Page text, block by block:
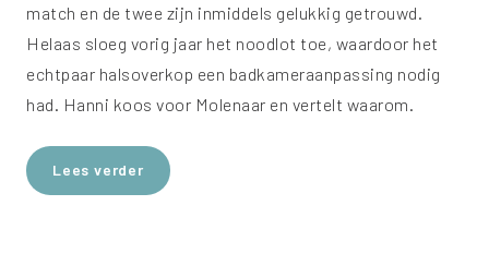
match en de twee zijn inmiddels gelukkig getrouwd.
Helaas sloeg vorig jaar het noodlot toe, waardoor het
echtpaar halsoverkop een badkameraanpassing nodig
had. Hanni koos voor Molenaar en vertelt waarom.
Lees verder